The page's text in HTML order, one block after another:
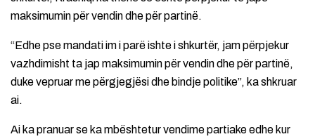
maksimumin për vendin dhe për partinë.
“Edhe pse mandati im i parë ishte i shkurtër, jam përpjekur
vazhdimisht ta jap maksimumin për vendin dhe për partinë,
duke vepruar me përgjegjësi dhe bindje politike”, ka shkruar
ai.
Ai ka pranuar se ka mbështetur vendime partiake edhe kur